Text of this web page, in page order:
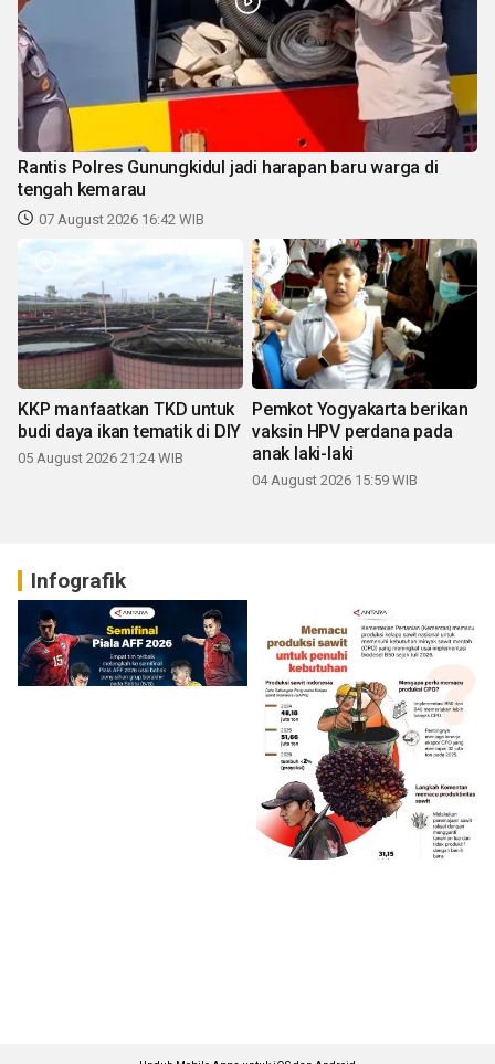
Rantis Polres Gunungkidul jadi harapan baru warga di
tengah kemarau
07 August 2026 16:42 WIB
KKP manfaatkan TKD untuk
budi daya ikan tematik di DIY
05 August 2026 21:24 WIB
Pemkot Yogyakarta berikan
vaksin HPV perdana pada
anak laki-laki
04 August 2026 15:59 WIB
Infografik